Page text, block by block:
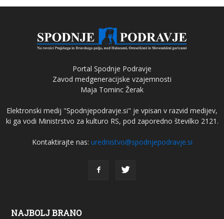
Portal Spodnje Podravje
Zavod medgeneracijske vzajemnosti
Maja Tominc Žerak
Elektronski medij "Spodnjepodravje.si" je vpisan v razvid medijev,
ki ga vodi Ministrstvo za kulturo RS, pod zaporedno številko 2121.
Kontaktirajte nas: urednistvo@spodnjepodravje.si
NAJBOLJ BRANO